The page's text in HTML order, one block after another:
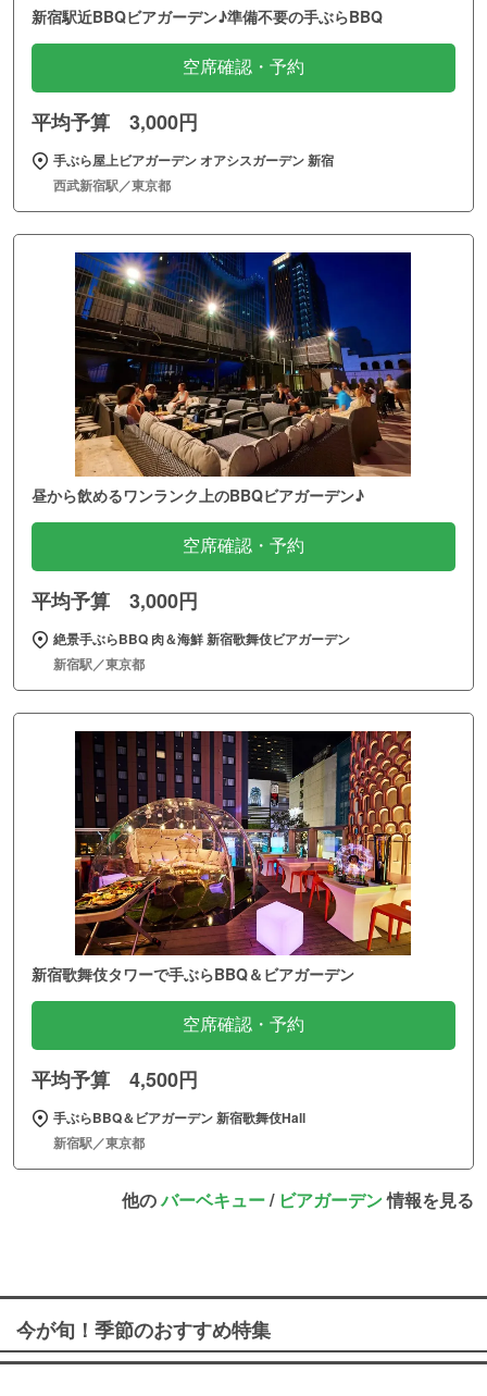
新宿駅近BBQビアガーデン♪準備不要の手ぶらBBQ
空席確認・予約
平均予算 3,000円
手ぶら屋上ビアガーデン オアシスガーデン 新宿
西武新宿駅／東京都
昼から飲めるワンランク上のBBQビアガーデン♪
空席確認・予約
平均予算 3,000円
絶景手ぶらBBQ 肉＆海鮮 新宿歌舞伎ビアガーデン
新宿駅／東京都
新宿歌舞伎タワーで手ぶらBBQ＆ビアガーデン
空席確認・予約
平均予算 4,500円
手ぶらBBQ＆ビアガーデン 新宿歌舞伎Hall
新宿駅／東京都
他のバーベキュー/ ビアガーデン情報を見る
今が旬！季節のおすすめ特集